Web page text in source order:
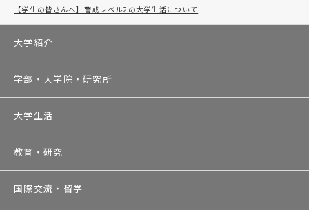
【学生の皆さんへ】警戒レベル2の大学生活について
大学紹介
学部・大学院・研究所
大学生活
教育・研究
国際交流・留学